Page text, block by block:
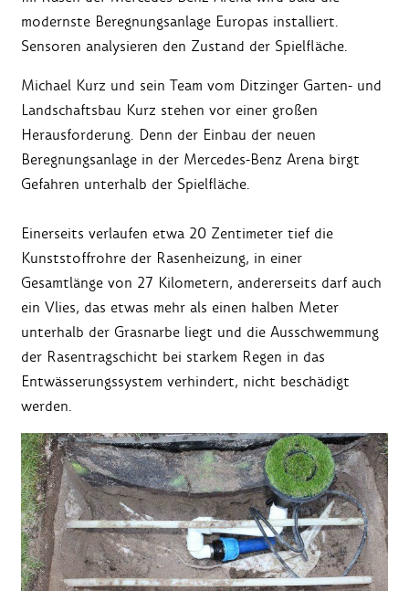
modernste Beregnungsanlage Europas installiert.
Sensoren analysieren den Zustand der Spielfläche.
Michael Kurz und sein Team vom Ditzinger Garten- und
Landschaftsbau Kurz stehen vor einer großen
Herausforderung. Denn der Einbau der neuen
Beregnungsanlage in der Mercedes-Benz Arena birgt
Gefahren unterhalb der Spielfläche.
Einerseits verlaufen etwa 20 Zentimeter tief die
Kunststoffrohre der Rasenheizung, in einer
Gesamtlänge von 27 Kilometern, andererseits darf auch
ein Vlies, das etwas mehr als einen halben Meter
unterhalb der Grasnarbe liegt und die Ausschwemmung
der Rasentragschicht bei starkem Regen in das
Entwässerungssystem verhindert, nicht beschädigt
werden.